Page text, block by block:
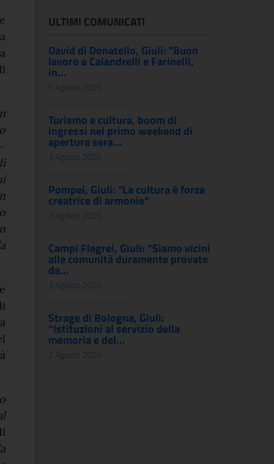
ULTIMI COMUNICATI
David di Donatello, Giuli: "Buon
lavoro a Calandrelli e Farinelli,
in...
5 Agosto 2026
Turismo e cultura, boom di
ingressi nel primo weekend di
apertura sera...
3 Agosto 2026
Pompei, Giuli: "La cultura è forza
creatrice di armonie"
3 Agosto 2026
Campi Flegrei, Giuli: “Siamo vicini
alle comunità duramente provate
da...
3 Agosto 2026
Strage di Bologna, Giuli:
“Istituzioni al servizio della
memoria e del...
2 Agosto 2026